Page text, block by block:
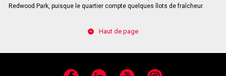
Redwood Park, puisque le quartier compte quelques îlots de fraîcheur.
Haut de page